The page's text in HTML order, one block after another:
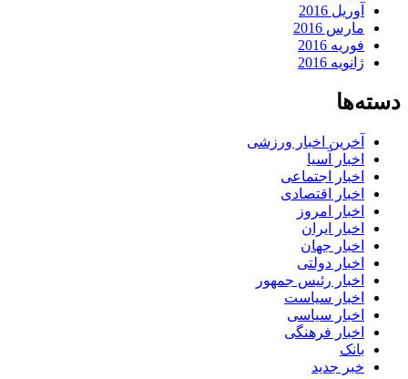
آوریل 2016
مارس 2016
فوریه 2016
ژانویه 2016
دسته‌ها
آخرین اخبار ورزشی
اخبار آسیا
اخبار اجتماعی
اخبار اقتصادی
اخبار امروز
اخبار ایران
اخبار جهان
اخبار دولتی
اخبار رئیس جمهور
اخبار سیاست
اخبار سیاسی
اخبار فرهنگی
بانک
خبر جدید